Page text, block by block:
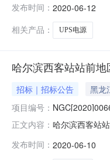
项目编号：
应具备《政府采
发布时间： 2020-06-12
相关产品：
UPS电源
哈尔滨西客站站前
招标｜招标公告
黑龙
项目编号：
正文内容： 哈尔滨西客站
话：0451-
发布时间： 2020-06-10